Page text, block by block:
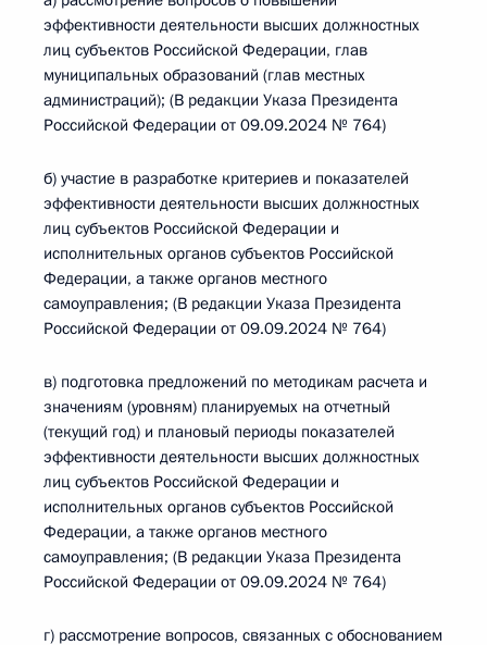
эффективности деятельности высших должностных
лиц субъектов Российской Федерации, глав
муниципальных образований (глав местных
администраций); (В редакции Указа Президента
Российской Федерации от 09.09.2024 № 764)
б) участие в разработке критериев и показателей
эффективности деятельности высших должностных
лиц субъектов Российской Федерации и
исполнительных органов субъектов Российской
Федерации, а также органов местного
самоуправления; (В редакции Указа Президента
Российской Федерации от 09.09.2024 № 764)
в) подготовка предложений по методикам расчета и
значениям (уровням) планируемых на отчетный
(текущий год) и плановый периоды показателей
эффективности деятельности высших должностных
лиц субъектов Российской Федерации и
исполнительных органов субъектов Российской
Федерации, а также органов местного
самоуправления; (В редакции Указа Президента
Российской Федерации от 09.09.2024 № 764)
г) рассмотрение вопросов, связанных с обоснованием